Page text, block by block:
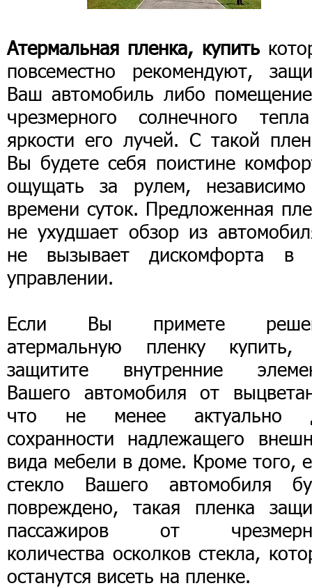
Атермальная пленка, купить
повсеместно рекомендуют,
Ваш автомобиль либо
чрезмерного солнечного
яркости его лучей. С такой
Вы будете себя поистине
ощущать за рулем,
времени суток. Предложенная
не ухудшает обзор из
не вызывает дискомфорта в
управлении.
Если Вы примете
атермальную пленку
защитите внутренние
Вашего автомобиля от
что не менее актуально
сохранности надлежащего
вида мебели в доме. Кроме того,
стекло Вашего автомобиля
повреждено, такая пленка
пассажиров от
количества осколков стекла,
останутся висеть на пленке.